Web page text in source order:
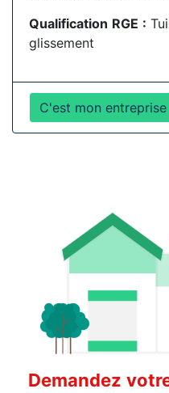
Qualification RGE :
glissement
C'est mon entreprise
Demandez